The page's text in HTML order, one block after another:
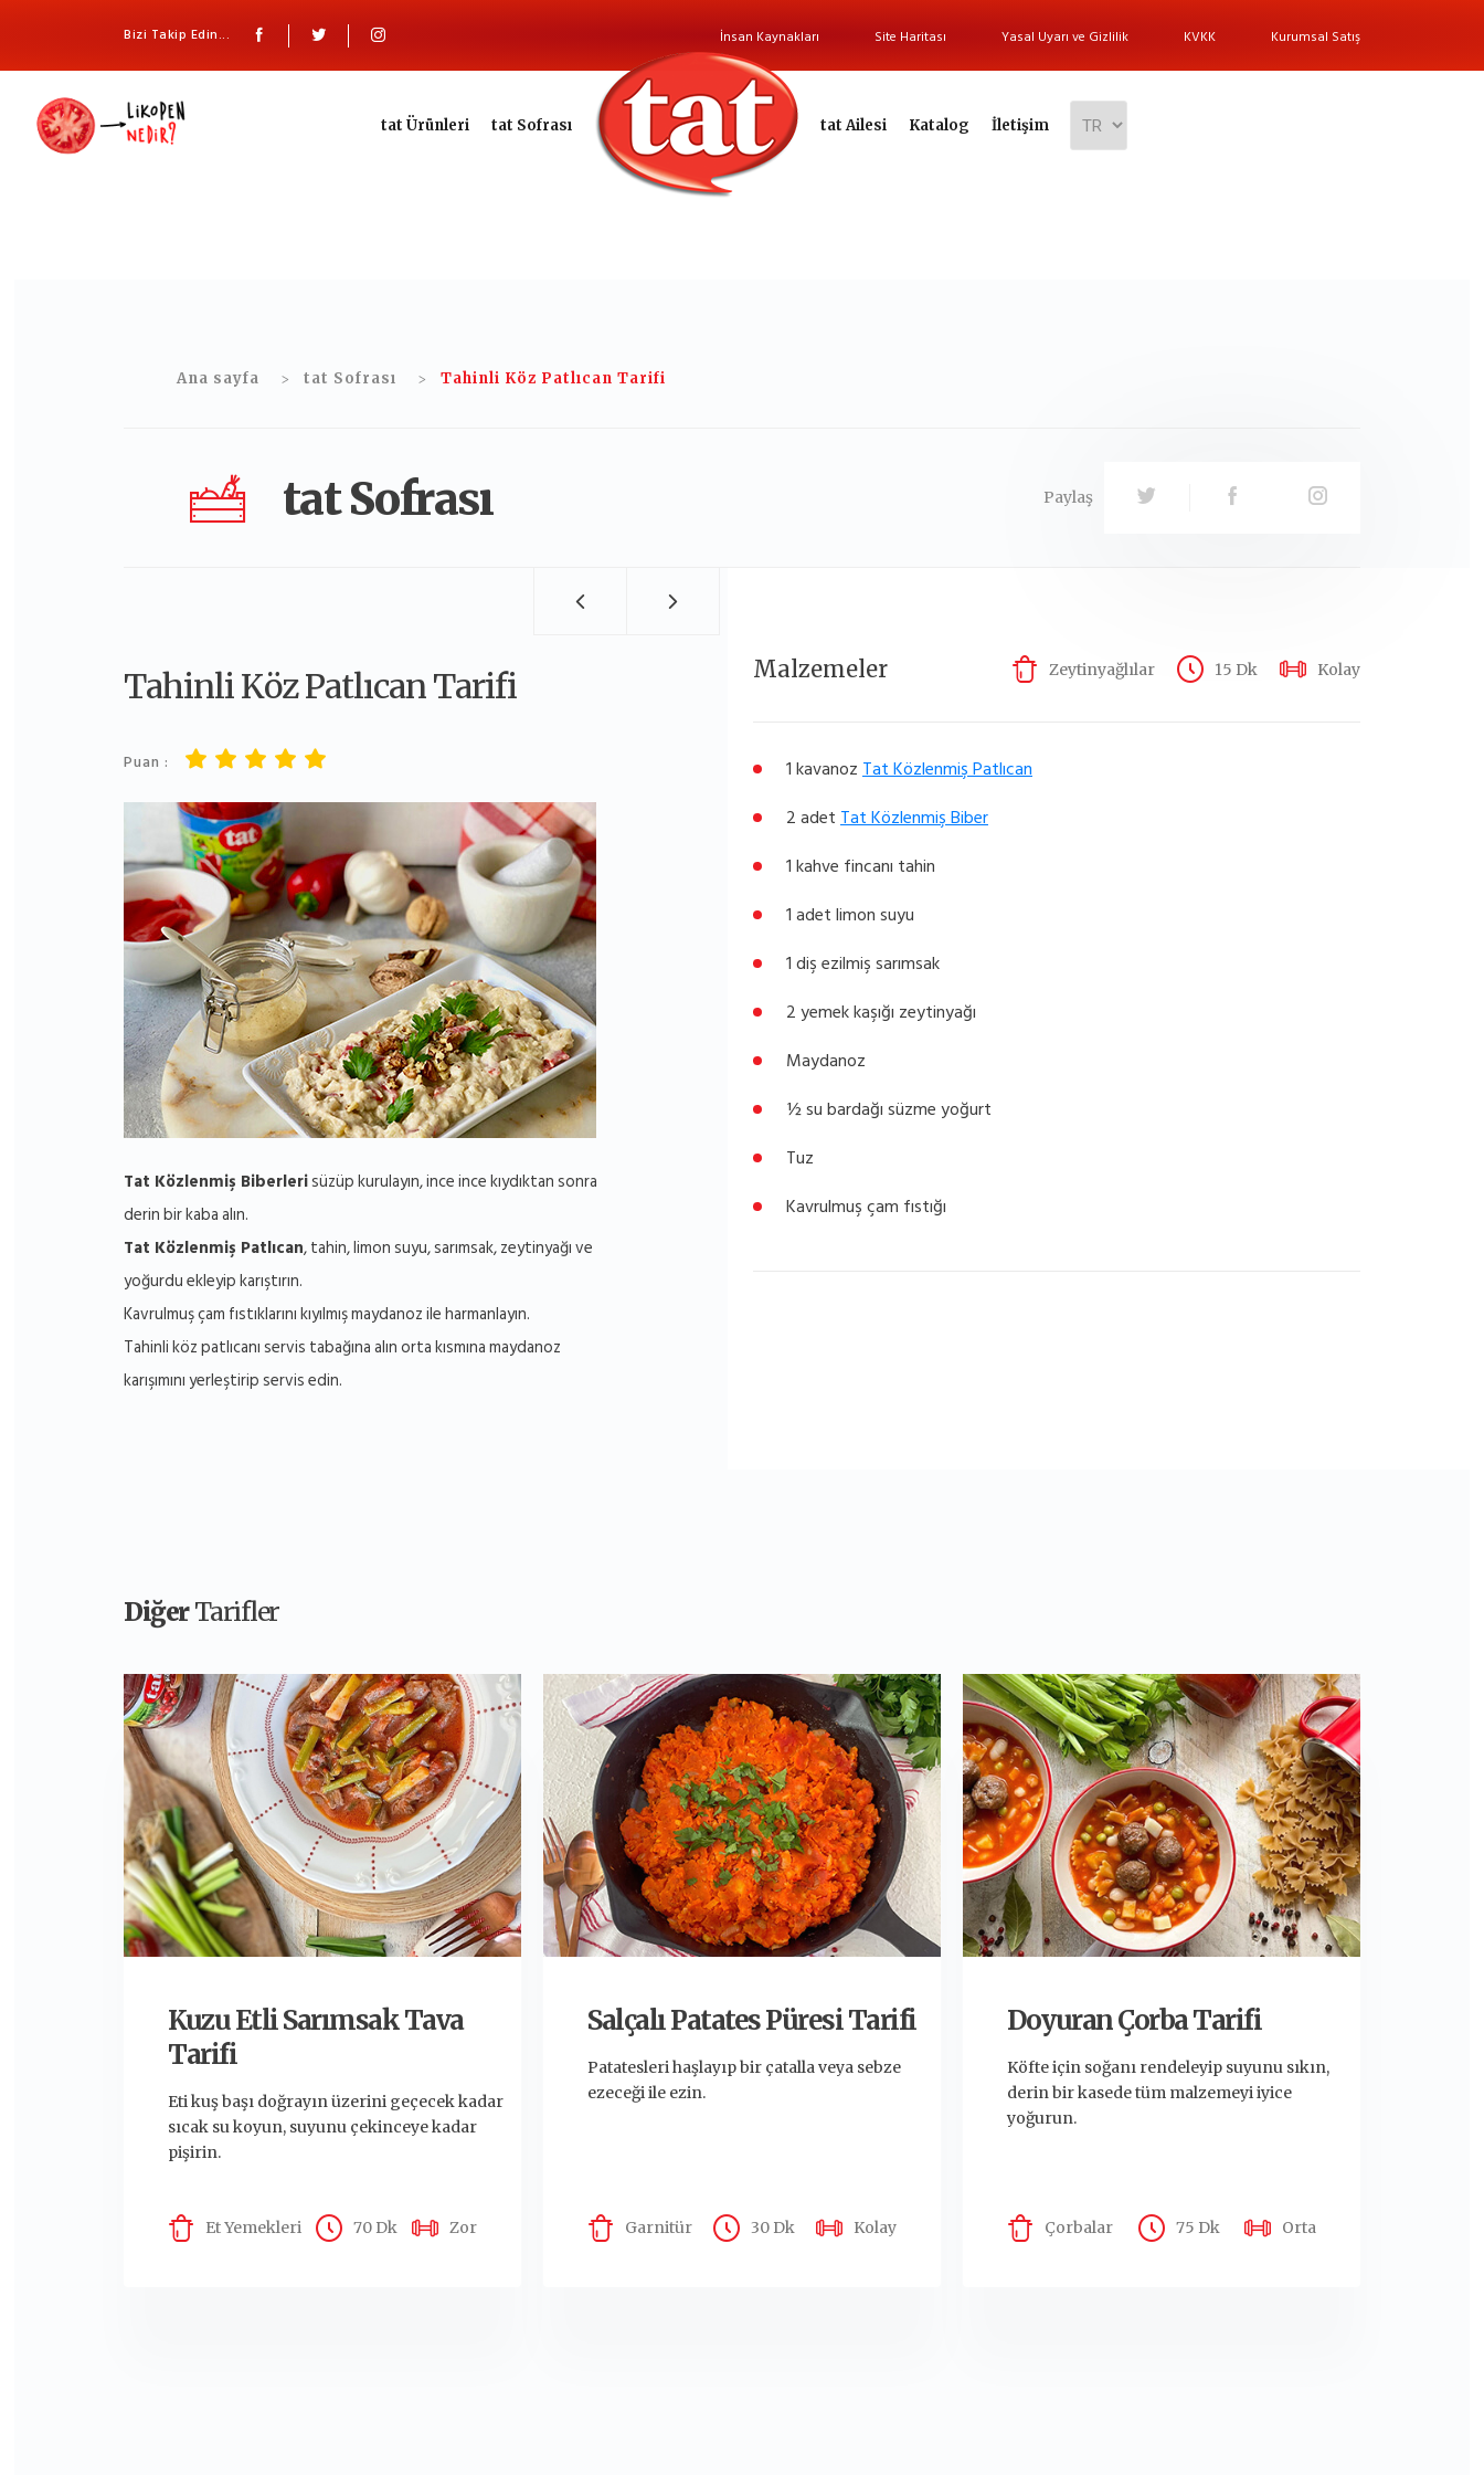
Bizi Takip Edin... İnsan Kaynakları Site Haritası Yasal Uyarı ve Gizlilik KVKK Kurumsal Satış
tat Ürünleri tat Sofrası tat Ailesi Katalog İletişim
Ana sayfa tat Sofrası Tahinli Köz Patlıcan Tarifi
tat Sofrası Paylaş
Tahinli Köz Patlıcan Tarifi
Puan :
Tat Közlenmiş Biberlerisüzüp kurulayın, ince ince kıydıktan sonra
derin bir kaba alın.
Tat Közlenmiş Patlıcan, tahin, limon suyu, sarımsak, zeytinyağı ve
yoğurdu ekleyip karıştırın.
Kavrulmuş çam fıstıklarını kıyılmış maydanoz ile harmanlayın.
Tahinli köz patlıcanı servis tabağına alın orta kısmına maydanoz
karışımını yerleştirip servis edin.
Malzemeler Zeytinyağlılar 15 Dk Kolay
1 kavanozTat Közlenmiş Patlıcan
2 adetTat Közlenmiş Biber
1 kahve fincanı tahin
1 adet limon suyu
1 diş ezilmiş sarımsak
2 yemek kaşığı zeytinyağı
Maydanoz
½ su bardağı süzme yoğurt
Tuz
Kavrulmuş çam fıstığı
Diğer Tarifler
Kuzu Etli Sarımsak Tava
Tarifi
Eti kuş başı doğrayın üzerini geçecek kadar
sıcak su koyun, suyunu çekinceye kadar
pişirin.
Et Yemekleri 70 Dk Zor
Salçalı Patates Püresi Tarifi
Patatesleri haşlayıp bir çatalla veya sebze
ezeceği ile ezin.
Garnitür 30 Dk Kolay
Doyuran Çorba Tarifi
Köfte için soğanı rendeleyip suyunu sıkın,
derin bir kasede tüm malzemeyi iyice
yoğurun.
Çorbalar 75 Dk Orta